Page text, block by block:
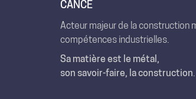
CANCÉ
Acteur majeur de la construction
compétences industrielles.
Sa matière est le métal,
son savoir-faire, la construction.